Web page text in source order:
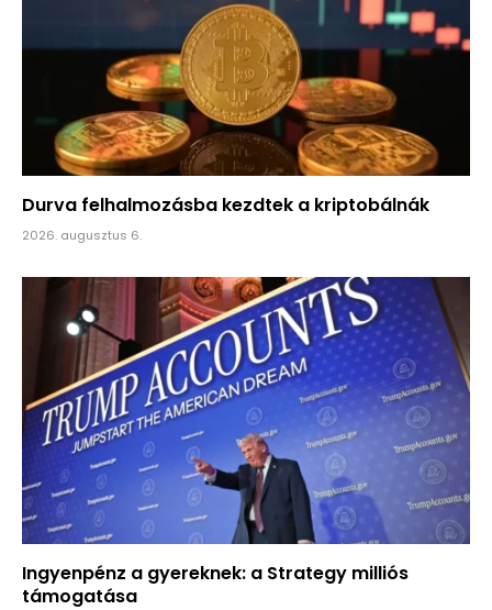
Durva felhalmozásba kezdtek a kriptobálnák
2026. augusztus 6.
Ingyenpénz a gyereknek: a Strategy milliós
támogatása